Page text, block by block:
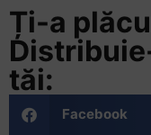
Ți-a
tăi:
Facebook